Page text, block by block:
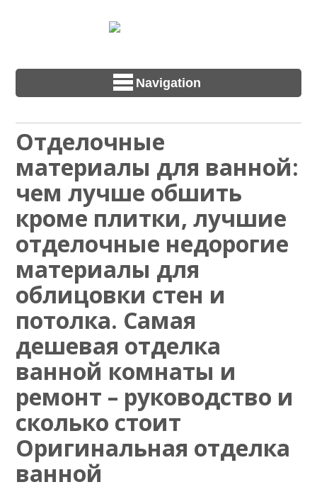
Navigation
Отделочные
материалы для ванной:
чем лучше обшить
кроме плитки, лучшие
отделочные недорогие
материалы для
облицовки стен и
потолка. Самая
дешевая отделка
ванной комнаты и
ремонт – руководство и
сколько стоит
Оригинальная отделка
ванной